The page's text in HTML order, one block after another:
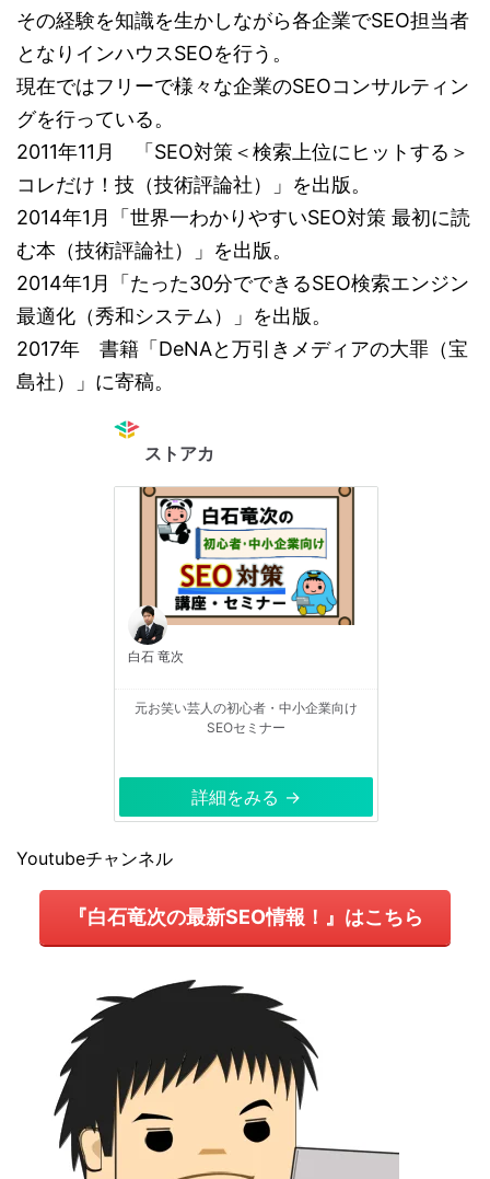
その経験を知識を生かしながら各企業でSEO担当者
となりインハウスSEOを行う。
現在ではフリーで様々な企業のSEOコンサルティン
グを行っている。
2011年11月 「SEO対策＜検索上位にヒットする＞
コレだけ！技（技術評論社）」を出版。
2014年1月「世界一わかりやすいSEO対策 最初に読
む本（技術評論社）」を出版。
2014年1月「たった30分でできるSEO検索エンジン
最適化（秀和システム）」を出版。
2017年 書籍「DeNAと万引きメディアの大罪（宝
島社）」に寄稿。
ストアカ
白石 竜次
元お笑い芸人の初心者・中小企業向け
SEOセミナー
詳細をみる →
Youtubeチャンネル
『白石竜次の最新SEO情報！』はこちら